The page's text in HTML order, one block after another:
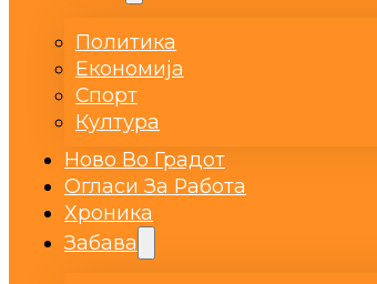
Политика
Економија
Спорт
Култура
Ново Во Градот
Огласи За Работа
Хроника
Забава